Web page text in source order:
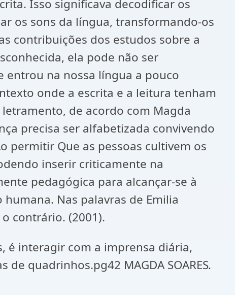
Isso significava decodificar os
os sons da língua, transformando-os
contribuições dos estudos sobre a
ela pode não ser
entrou na nossa língua a pouco
onde a escrita e a leitura tenham
de acordo com Magda
precisa ser alfabetizada convivendo
permitir Que as pessoas cultivem os
inserir criticamente na
pedagógica para alcançar-se à
Nas palavras de Emilia
contrário. (2001).
é interagir com a imprensa diária,
quadrinhos.pg42 MAGDA SOARES.